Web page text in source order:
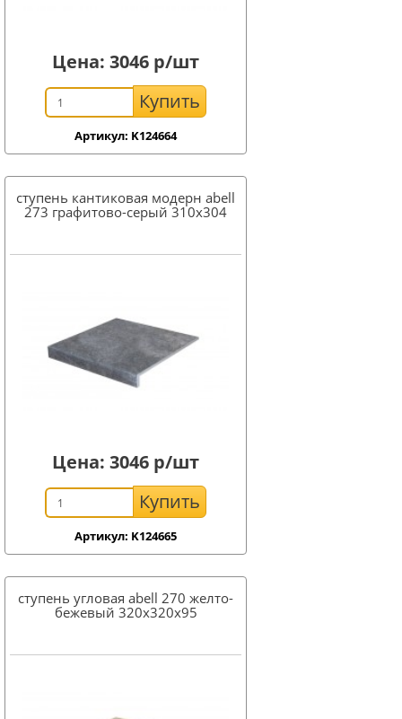
Цена: 3046 р/шт
Купить
Артикул: K124664
ступень кантиковая модерн abell
273 графитово-серый 310x304
Цена: 3046 р/шт
Купить
Артикул: K124665
ступень угловая abell 270 желто-
бежевый 320x320x95